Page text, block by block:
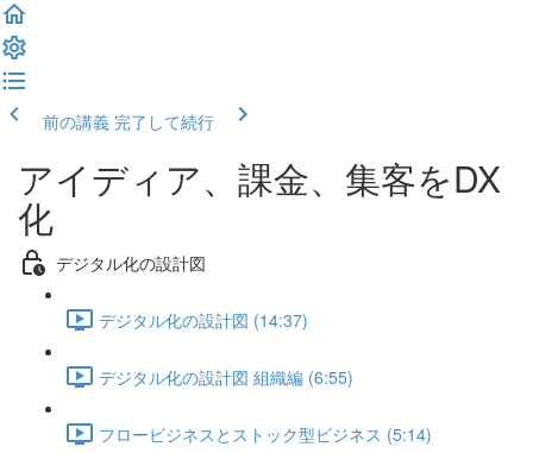
前の講義 完了して続行
アイディア、課金、集客をDX
化
デジタル化の設計図
デジタル化の設計図 (14:37)
デジタル化の設計図 組織編 (6:55)
フロービジネスとストック型ビジネス (5:14)